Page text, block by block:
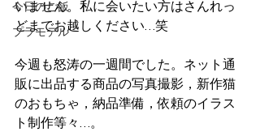
今日のご飯
プラモデル
いません。私に会いたい方はさんれっ
どまでお越しください…笑
今週も怒涛の一週間でした。ネット通
販に出品する商品の写真撮影，新作猫
のおもちゃ，納品準備，依頼のイラス
ト制作等々…。